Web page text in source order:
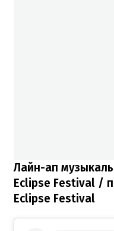
Лайн-ап
Eclipse Festival /
Eclipse Festival